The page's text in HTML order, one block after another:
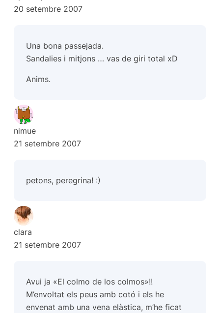
20 setembre 2007
Una bona passejada.
Sandalies i mitjons … vas de giri total xD
Anims.
nimue
21 setembre 2007
petons, peregrina! :)
clara
21 setembre 2007
Avui ja «El colmo de los colmos»!!
M’envoltat els peus amb cotó i els he
envenat amb una vena elàstica, m’he ficat